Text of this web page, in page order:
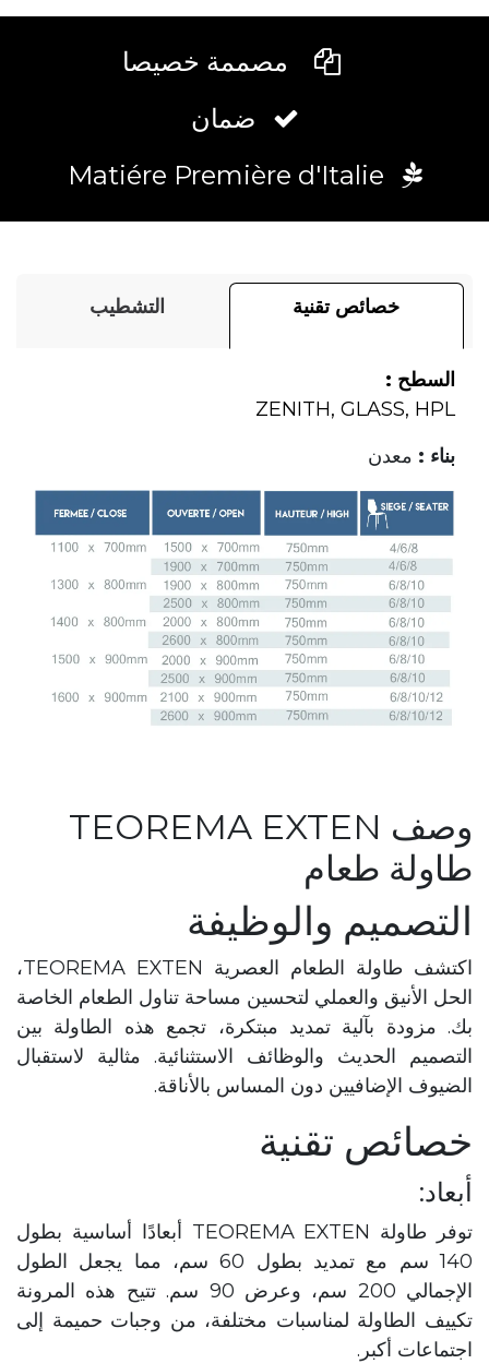
مصممة خصيصا
ضمان
خصائص تقنية التشطيب
السطح :
ZENITH, GLASS, HPL
بناء : معدن
وصف TEOREMA EXTEN
طاولة طعام
التصميم والوظيفة
اكتشف طاولة الطعام العصرية TEOREMA EXTEN،
الحل الأنيق والعملي لتحسين مساحة تناول الطعام الخاصة
بك. مزودة بآلية تمديد مبتكرة، تجمع هذه الطاولة بين
التصميم الحديث والوظائف الاستثنائية. مثالية لاستقبال
الضيوف الإضافيين دون المساس بالأناقة.
خصائص تقنية
أبعاد:
توفر طاولة TEOREMA EXTEN أبعادًا أساسية بطول
140 سم مع تمديد بطول 60 سم، مما يجعل الطول
الإجمالي 200 سم، وعرض 90 سم. تتيح هذه المرونة
تكييف الطاولة لمناسبات مختلفة، من وجبات حميمة إلى
اجتماعات أكبر.